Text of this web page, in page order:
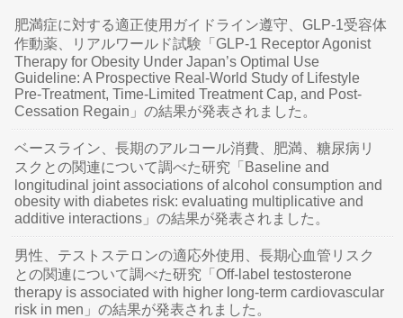
肥満症に対する適正使用ガイドライン遵守、GLP-1受容体
作動薬、リアルワールド試験「GLP-1 Receptor Agonist
Therapy for Obesity Under Japan’s Optimal Use
Guideline: A Prospective Real-World Study of Lifestyle
Pre-Treatment, Time-Limited Treatment Cap, and Post-
Cessation Regain」の結果が発表されました。
ベースライン、長期のアルコール消費、肥満、糖尿病リ
スクとの関連について調べた研究「Baseline and
longitudinal joint associations of alcohol consumption and
obesity with diabetes risk: evaluating multiplicative and
additive interactions」の結果が発表されました。
男性、テストステロンの適応外使用、長期心血管リスク
との関連について調べた研究「Off-label testosterone
therapy is associated with higher long-term cardiovascular
risk in men」の結果が発表されました。